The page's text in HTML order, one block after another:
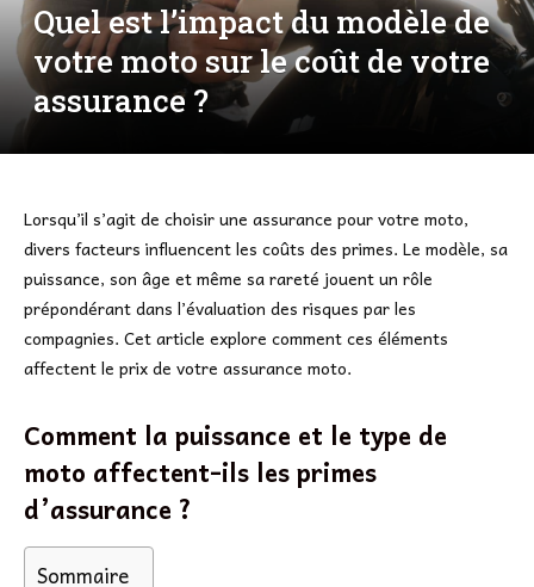
Quel est l’impact du modèle de
votre moto sur le coût de votre
assurance ?
Lorsqu’il s’agit de choisir une assurance pour votre moto,
divers facteurs influencent les coûts des primes. Le modèle, sa
puissance, son âge et même sa rareté jouent un rôle
prépondérant dans l’évaluation des risques par les
compagnies. Cet article explore comment ces éléments
affectent le prix de votre assurance moto.
Comment la puissance et le type de
moto affectent-ils les primes
d’assurance ?
Sommaire